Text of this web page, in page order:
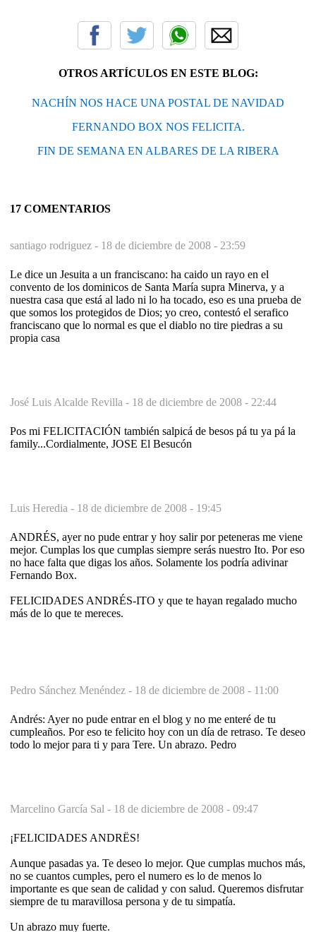
OTROS ARTÍCULOS EN ESTE BLOG:
NACHÍN NOS HACE UNA POSTAL DE NAVIDAD
FERNANDO BOX NOS FELICITA.
FIN DE SEMANA EN ALBARES DE LA RIBERA
17 COMENTARIOS
santiago rodriguez - 18 de diciembre de 2008 - 23:59
Le dice un Jesuita a un franciscano: ha caido un rayo en el
convento de los dominicos de Santa María supra Minerva, y a
nuestra casa que está al lado ni lo ha tocado, eso es una prueba de
que somos los protegidos de Dios; yo creo, contestó el serafico
franciscano que lo normal es que el diablo no tire piedras a su
propia casa
José Luis Alcalde Revilla - 18 de diciembre de 2008 - 22:44
Pos mi FELICITACIÓN también salpicá de besos pá tu ya pá la
family...Cordialmente, JOSE El Besucón
Luis Heredia - 18 de diciembre de 2008 - 19:45
ANDRÉS, ayer no pude entrar y hoy salir por peteneras me viene
mejor. Cumplas los que cumplas siempre serás nuestro Ito. Por eso
no hace falta que digas los años. Solamente los podría adivinar
Fernando Box.
FELICIDADES ANDRÉS-ITO y que te hayan regalado mucho
más de lo que te mereces.
Pedro Sánchez Menéndez - 18 de diciembre de 2008 - 11:00
Andrés: Ayer no pude entrar en el blog y no me enteré de tu
cumpleaños. Por eso te felicito hoy con un día de retraso. Te deseo
todo lo mejor para ti y para Tere. Un abrazo. Pedro
Marcelino García Sal - 18 de diciembre de 2008 - 09:47
¡FELICIDADES ANDRËS!
Aunque pasadas ya. Te deseo lo mejor. Que cumplas muchos más,
no se cuantos cumples, pero el numero es lo de menos lo
importante es que sean de calidad y con salud. Queremos disfrutar
siempre de tu maravillosa persona y de tu simpatía.
Un abrazo muy fuerte.